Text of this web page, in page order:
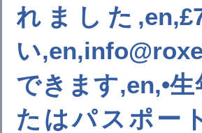
れました
い
できます,en,•
たはパスポー